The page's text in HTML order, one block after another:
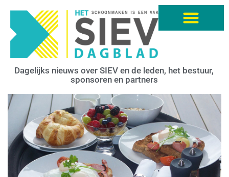
Dagelijks nieuws over SIEV en de leden, het bestuur,
sponsoren en partners